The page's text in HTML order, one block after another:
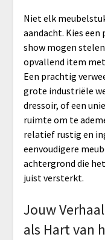
Niet elk
aandacht. Kies een
show mogen
opvallend item
Een prachtig
grote industriële
dressoir, of een
ruimte om te
relatief rustig en
eenvoudigere
achtergrond die
juist versterkt.
Jouw
als Hart van